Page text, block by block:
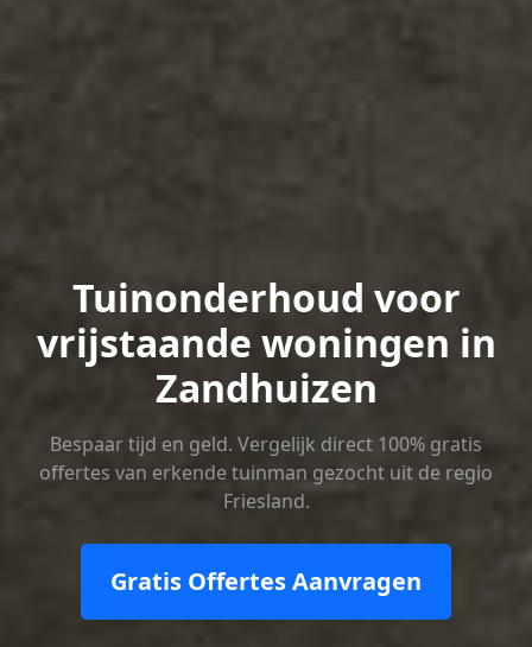
Tuinonderhoud voor
vrijstaande woningen in
Zandhuizen
Bespaar tijd en geld. Vergelijk direct 100% gratis
offertes van erkende tuinman gezocht uit de regio
Friesland.
Gratis Offertes Aanvragen